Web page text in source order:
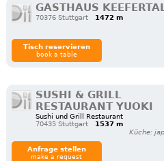
GASTHAUS KEEFERTAL
70376 Stuttgart
1472 m
Tisch reservieren
book a table
SUSHI & GRILL
RESTAURANT YUOKI
Sushi und Grill Restaurant
70435 Stuttgart
1537 m
Küche:
Anfrage stellen
make a request